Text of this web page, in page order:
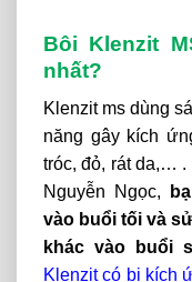
Bôi Klenzit
nhất?
Klenzit ms dùng
năng gây kích
tróc, đỏ, rát da,… .
Nguyễn Ngọc,
vào buổi tối và
khác vào buổi
Klenzit có bị kích